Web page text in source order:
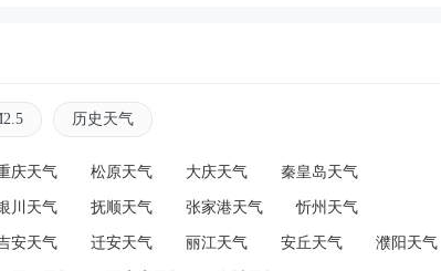
历史天气
庆天气 松原天气 大庆天气 秦皇岛天气
川天气 抚顺天气 张家港天气 忻州天气
安天气 迁安天气 丽江天气 安丘天气 濮阳天气